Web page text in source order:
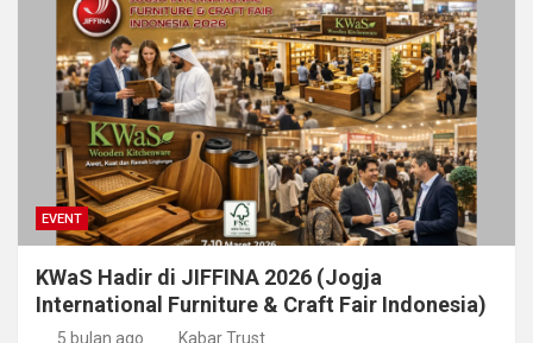
EVENT
KWaS Hadir di JIFFINA 2026 (Jogja
International Furniture & Craft Fair Indonesia)
5 bulan ago Kabar Trust